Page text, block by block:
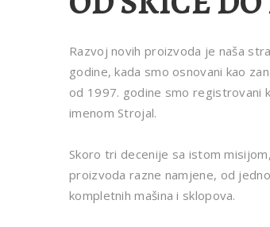
Razvoj novih proizvoda je naša
godine, kada smo osnovani kao
od 1997. godine smo registrovani
imenom Strojal.
Skoro tri decenije sa istom
proizvoda razne namjene, od
kompletnih mašina i sklopova.